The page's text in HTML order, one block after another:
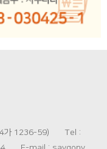
4가 1236-59) Tel :